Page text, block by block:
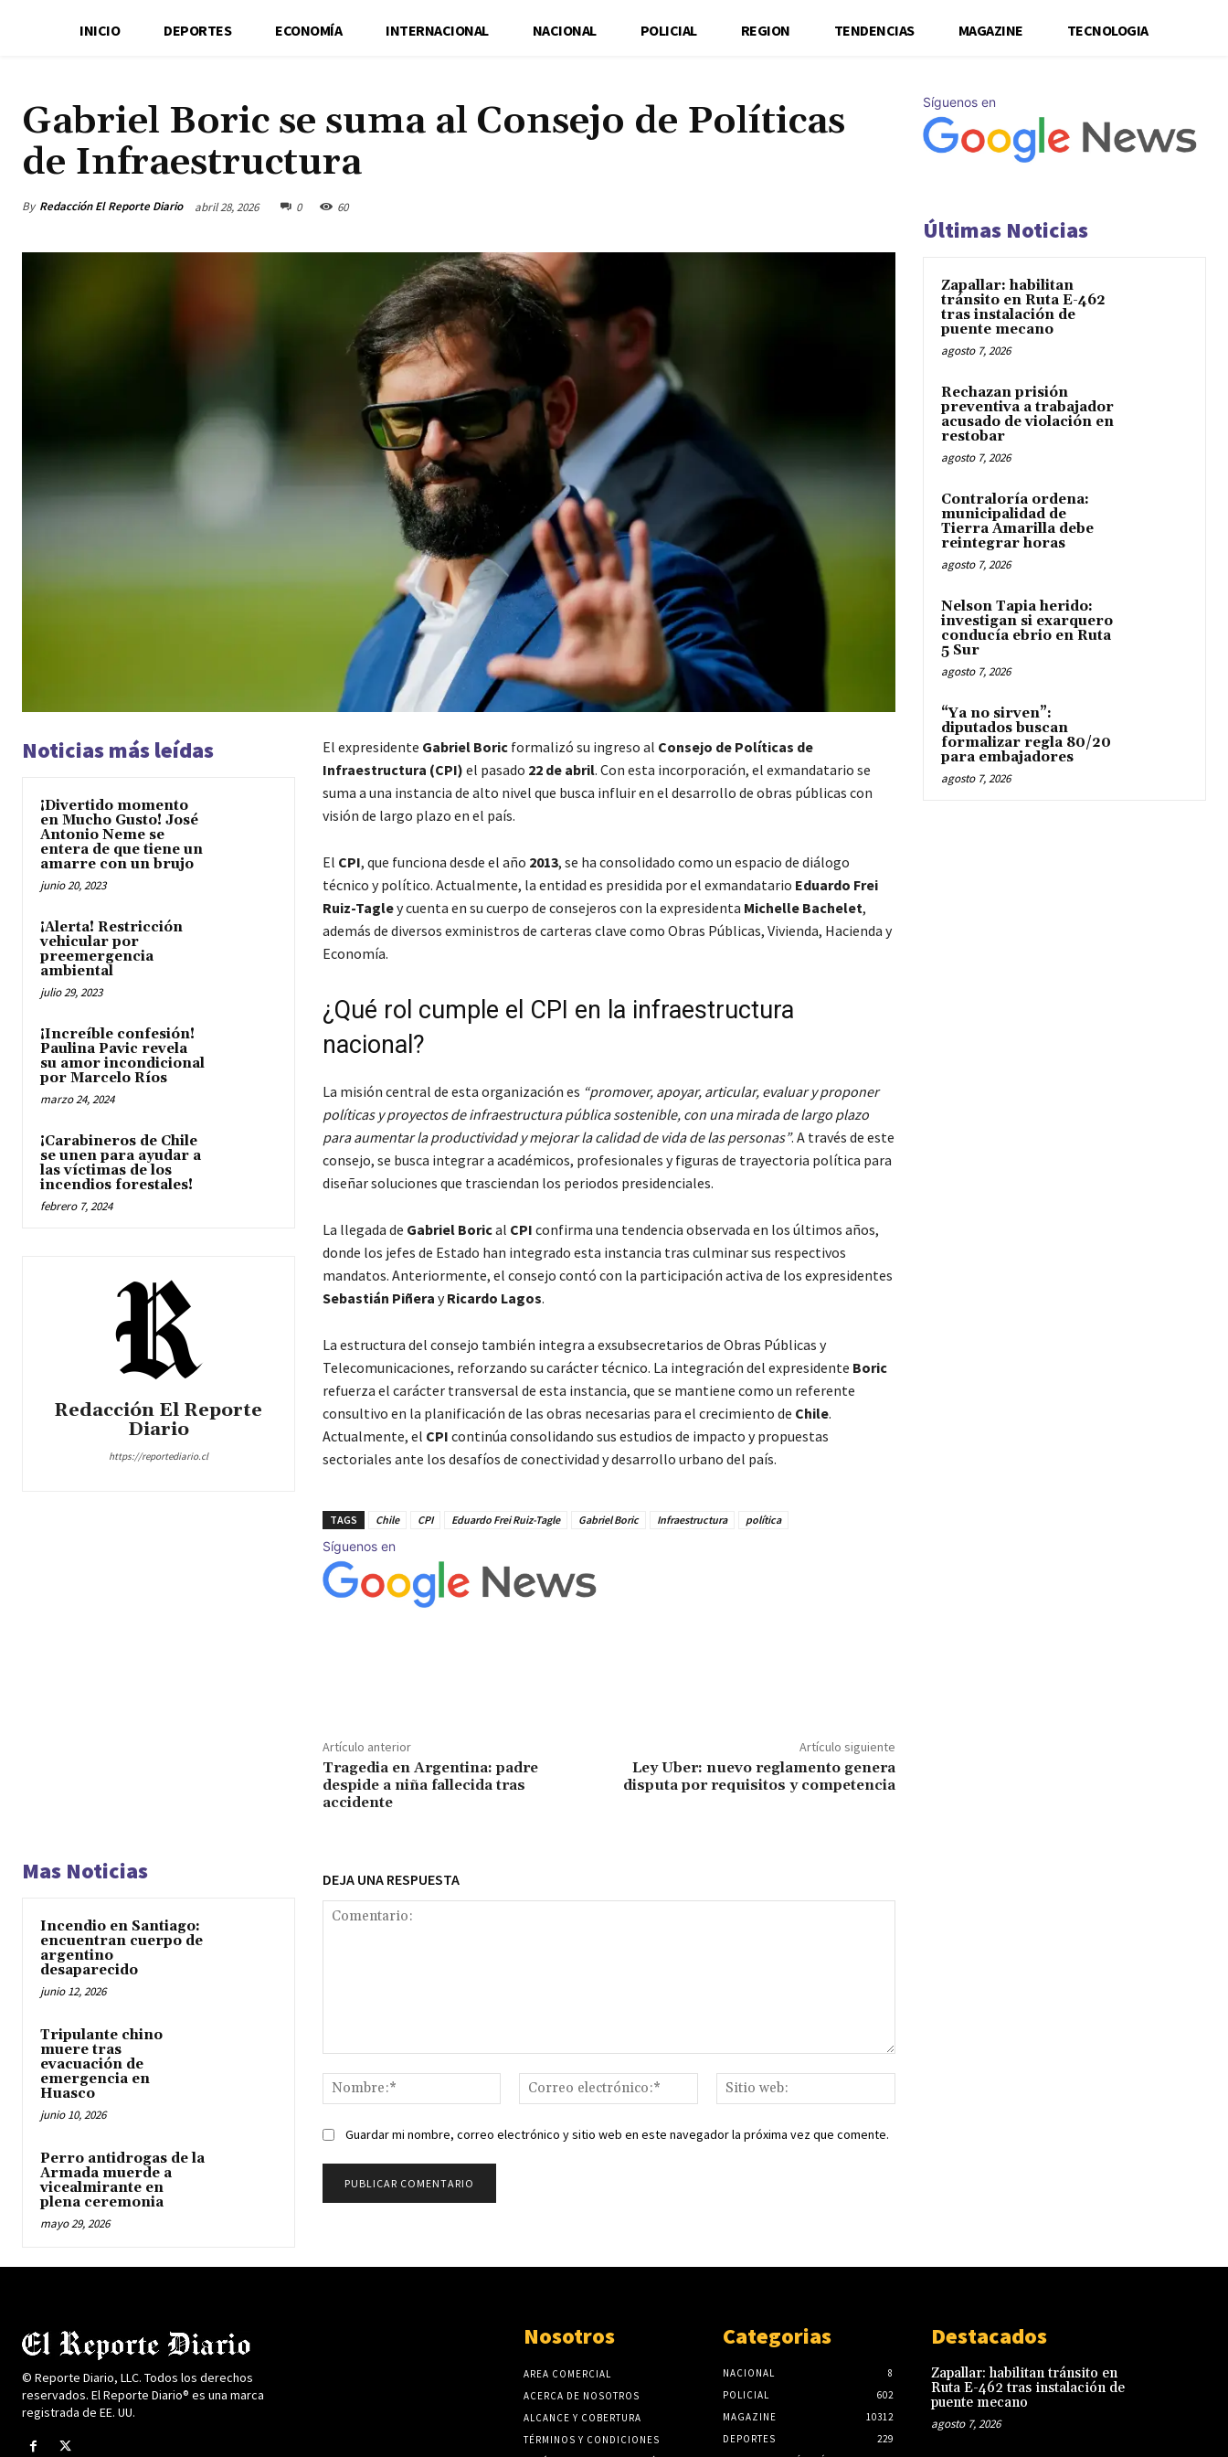
INICIO DEPORTES ECONOMÍA INTERNACIONAL NACIONAL POLICIAL REGION TENDENCIAS MAGAZINE TECNOLOGIA
Gabriel Boric se suma al Consejo de Políticas
de Infraestructura
By Redacción El Reporte Diario abril 28, 2026 0 60
Noticias más leídas
¡Divertido momento
en Mucho Gusto! José
Antonio Neme se
entera de que tiene un
amarre con un brujo
junio 20, 2023
¡Alerta! Restricción
vehicular por
preemergencia
ambiental
julio 29, 2023
¡Increíble confesión!
Paulina Pavic revela
su amor incondicional
por Marcelo Ríos
marzo 24, 2024
¡Carabineros de Chile
se unen para ayudar a
las víctimas de los
incendios forestales!
febrero 7, 2024
Redacción El Reporte
Diario
https://reportediario.cl
El expresidente Gabriel Boricformalizó su ingreso al Consejo de Políticas de
Infraestructura (CPI) el pasado 22 de abril. Con esta incorporación, el exmandatario se
suma a una instancia de alto nivel que busca influir en el desarrollo de obras públicas con
visión de largo plazo en el país.
El CPI, que funciona desde el año 2013, se ha consolidado como un espacio de diálogo
técnico y político. Actualmente, la entidad es presidida por el exmandatario Eduardo Frei
Ruiz-Tagley cuenta en su cuerpo de consejeros con la expresidenta Michelle Bachelet,
además de diversos exministros de carteras clave como Obras Públicas, Vivienda, Hacienda y
Economía.
¿Qué rol cumple el CPI en la infraestructura
nacional?
La misión central de esta organización es “promover, apoyar, articular, evaluar y proponer
políticas y proyectos de infraestructura pública sostenible, con una mirada de largo plazo
para aumentar la productividad y mejorar la calidad de vida de las personas”. A través de este
consejo, se busca integrar a académicos, profesionales y figuras de trayectoria política para
diseñar soluciones que trasciendan los periodos presidenciales.
La llegada de Gabriel Borical CPI confirma una tendencia observada en los últimos años,
donde los jefes de Estado han integrado esta instancia tras culminar sus respectivos
mandatos. Anteriormente, el consejo contó con la participación activa de los expresidentes
Sebastián Piñera yRicardo Lagos.
La estructura del consejo también integra a exsubsecretarios de Obras Públicas y
Telecomunicaciones, reforzando su carácter técnico. La integración del expresidente Boric
refuerza el carácter transversal de esta instancia, que se mantiene como un referente
consultivo en la planificación de las obras necesarias para el crecimiento de Chile.
Actualmente, el CPI continúa consolidando sus estudios de impacto y propuestas
sectoriales ante los desafíos de conectividad y desarrollo urbano del país.
TAGS Chile CPI Eduardo Frei Ruiz-Tagle Gabriel Boric Infraestructura política
Síguenos en
Artículo anterior
Tragedia en Argentina: padre
despide a niña fallecida tras
accidente
Artículo siguiente
Ley Uber: nuevo reglamento genera
disputa por requisitos y competencia
Mas Noticias
Incendio en Santiago:
encuentran cuerpo de
argentino
desaparecido
junio 12, 2026
Tripulante chino
muere tras
evacuación de
emergencia en
Huasco
junio 10, 2026
Perro antidrogas de la
Armada muerde a
vicealmirante en
plena ceremonia
mayo 29, 2026
DEJA UNA RESPUESTA
Nombre:*
Correo
electrónico:*
web:
Guardar mi nombre, correo electrónico y sitio web en este navegador la próxima vez que comente.
Síguenos en
Últimas Noticias
Zapallar: habilitan
tránsito en Ruta E-462
tras instalación de
puente mecano
agosto 7, 2026
Rechazan prisión
preventiva a trabajador
acusado de violación en
restobar
agosto 7, 2026
Contraloría ordena:
municipalidad de
Tierra Amarilla debe
reintegrar horas
agosto 7, 2026
Nelson Tapia herido:
investigan si exarquero
conducía ebrio en Ruta
5 Sur
agosto 7, 2026
“Ya no sirven”:
diputados buscan
formalizar regla 80/20
para embajadores
agosto 7, 2026
© Reporte Diario, LLC. Todos los derechos
reservados. El Reporte Diario® es una marca
registrada de EE. UU.
Nosotros
AREA COMERCIAL
ACERCA DE NOSOTROS
ALCANCE Y COBERTURA
TÉRMINOS Y CONDICIONES
Categorias
NACIONAL
8
POLICIAL
602
MAGAZINE
10312
DEPORTES
229
Destacados
Zapallar: habilitan tránsito en
Ruta E-462 tras instalación de
puente mecano
agosto 7, 2026